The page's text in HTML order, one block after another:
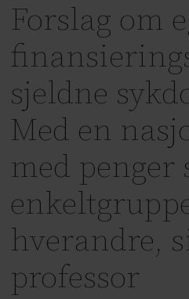
Forslag om
sjeldne
Med en
med penger
hverandre,
professor